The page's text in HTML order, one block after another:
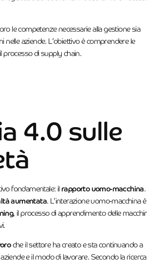
le competenze necessarie alla gestione sia
nelle aziende. L’obiettivo è comprendere le
processo di supply chain.
4.0 sulle
fondamentale: ilrapporto uomo-macchina
aumentata. L’interazione uomo-macchina è
, il processo di apprendimento delle
che il settore ha creato e sta continuando a
e il modo di lavorare. Secondo la ricerca